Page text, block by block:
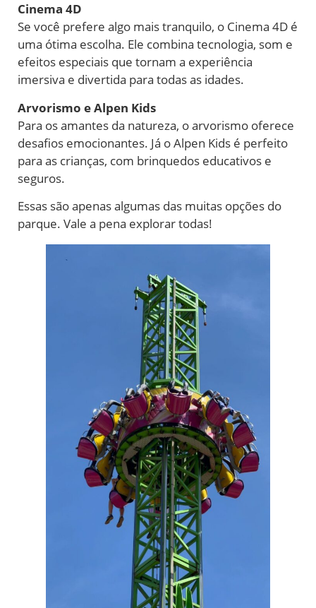
Cinema 4D
Se você prefere algo mais tranquilo, o Cinema 4D é
uma ótima escolha. Ele combina tecnologia, som e
efeitos especiais que tornam a experiência
imersiva e divertida para todas as idades.
Arvorismo e Alpen Kids
Para os amantes da natureza, o arvorismo oferece
desafios emocionantes. Já o Alpen Kids é perfeito
para as crianças, com brinquedos educativos e
seguros.
Essas são apenas algumas das muitas opções do
parque. Vale a pena explorar todas!